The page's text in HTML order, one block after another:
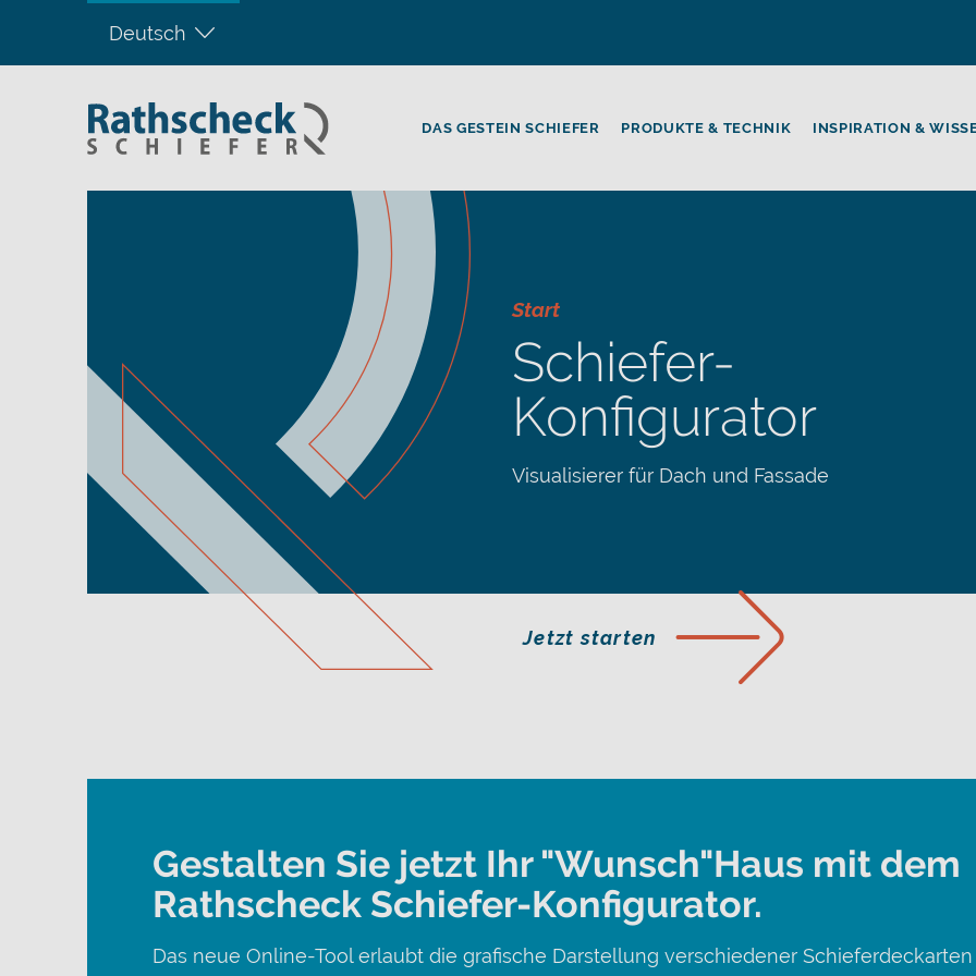
Deutsch
DAS GESTEIN SCHIEFER PRODUKTE & TECHNIK INSPIRATION &
Start
Schiefer-
Konfigurator
Visualisierer für Dach und Fassade
Jetzt starten
Gestalten Sie jetzt Ihr "Wunsch"Haus mit dem
Rathscheck Schiefer-Konfigurator.
Das neue Online-Tool erlaubt die grafische Darstellung verschiedener